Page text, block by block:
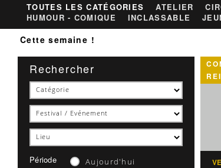
TOUTES LES CATÉGORIES ATELIER
HUMOUR - COMIQUE
INCLASSABLE
Cette semaine !
Rechercher
Période
Aujourd'hui